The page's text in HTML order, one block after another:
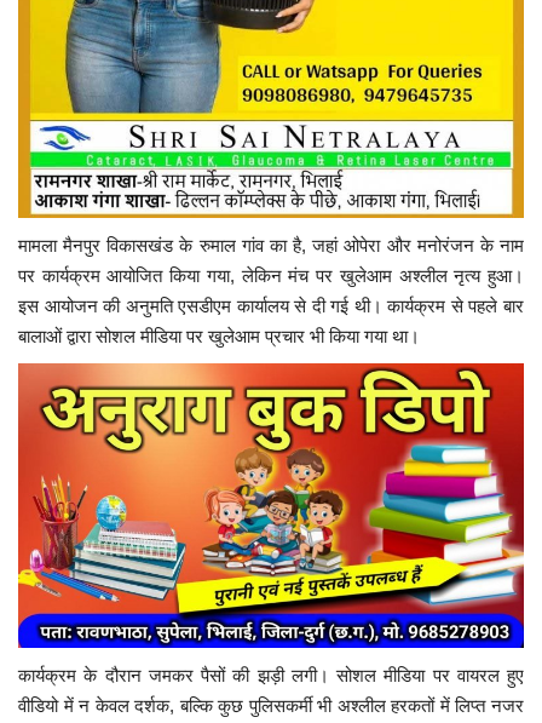
मामला मैनपुर विकासखंड के रुमाल गांव का है, जहां ओपेरा और मनोरंजन के नाम
पर कार्यक्रम आयोजित किया गया, लेकिन मंच पर खुलेआम अश्लील नृत्य हुआ।
इस आयोजन की अनुमति एसडीएम कार्यालय से दी गई थी। कार्यक्रम से पहले बार
बालाओं द्वारा सोशल मीडिया पर खुलेआम प्रचार भी किया गया था।
कार्यक्रम के दौरान जमकर पैसों की झड़ी लगी। सोशल मीडिया पर वायरल हुए
वीडियो में न केवल दर्शक, बल्कि कुछ पुलिसकर्मी भी अश्लील हरकतों में लिप्त नजर